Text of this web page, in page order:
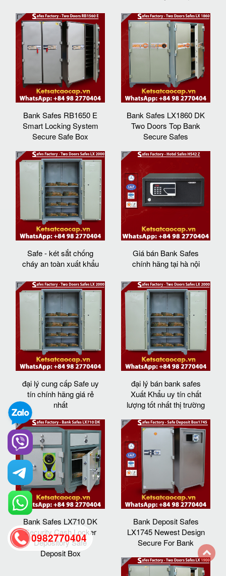
Bank Safes RB1650 E
Smart Locking System
Secure Safe Box
Bank Safes LX1860 DK
Two Doors Top Bank
Secure Safes
Safe - két sắt chống
cháy an toàn xuất khẩu
Giá bán Bank Safes
chính hãng tại hà nội
đại lý cung cấp Safe uy
tín chính hãng giá rẻ
nhất
đại lý bán bank safes
Xuất Khẩu uy tín chất
lượng tốt nhất thị trường
Bank Safes LX710 DK
Security Cash Locker
Depository Safe
Deposit Box
Bank Deposit Safes
LX1745 Newest Design
Secure For Bank
0982770404
back